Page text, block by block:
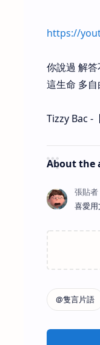
https://
你說過 解
這生命 多自
Tizzy Bac -
About the
喜愛